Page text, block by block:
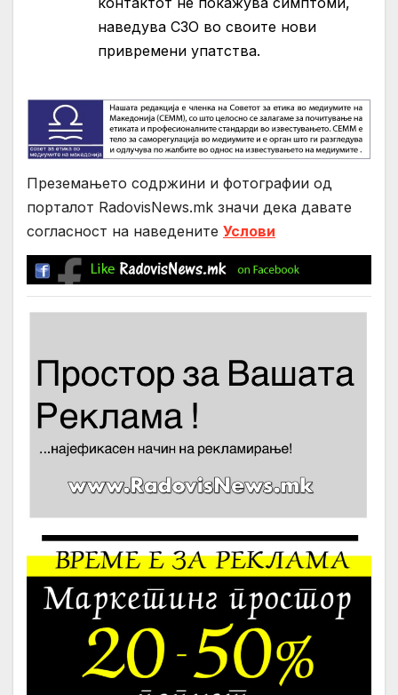
наведува СЗО во своите нови
привремени упатства.
Преземањето содржини и фотографии од
порталот RadovisNews.mk значи дека давате
согласност на нaведените Услови